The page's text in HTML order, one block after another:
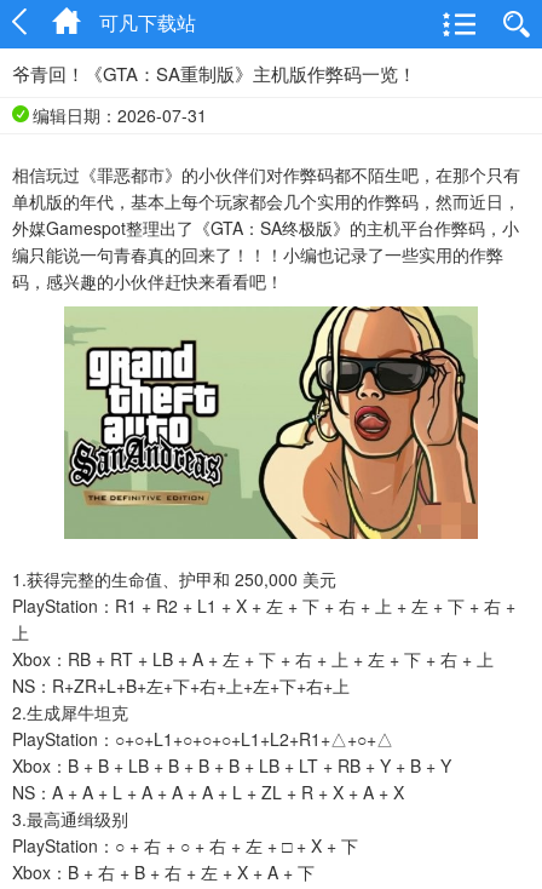
可凡下载站
爷青回！《GTA：SA重制版》主机版作弊码一览！
编辑日期：2026-07-31
相信玩过《罪恶都市》的小伙伴们对作弊码都不陌生吧，在那个只有
单机版的年代，基本上每个玩家都会几个实用的作弊码，然而近日，
外媒Gamespot整理出了《GTA：SA终极版》的主机平台作弊码，小
编只能说一句青春真的回来了！！！小编也记录了一些实用的作弊
码，感兴趣的小伙伴赶快来看看吧！
1.获得完整的生命值、护甲和 250,000 美元
PlayStation：R1 + R2 + L1 + X + 左 + 下 + 右 + 上 + 左 + 下 + 右 +
上
Xbox：RB + RT + LB + A + 左 + 下 + 右 + 上 + 左 + 下 + 右 + 上
NS：R+ZR+L+B+左+下+右+上+左+下+右+上
2.生成犀牛坦克
PlayStation：○+○+L1+○+○+○+L1+L2+R1+△+○+△
Xbox：B + B + LB + B + B + B + LB + LT + RB + Y + B + Y
NS：A + A + L + A + A + A + L + ZL + R + X + A + X
3.最高通缉级别
PlayStation：○ + 右 + ○ + 右 + 左 + □ + X + 下
Xbox：B + 右 + B + 右 + 左 + X + A + 下